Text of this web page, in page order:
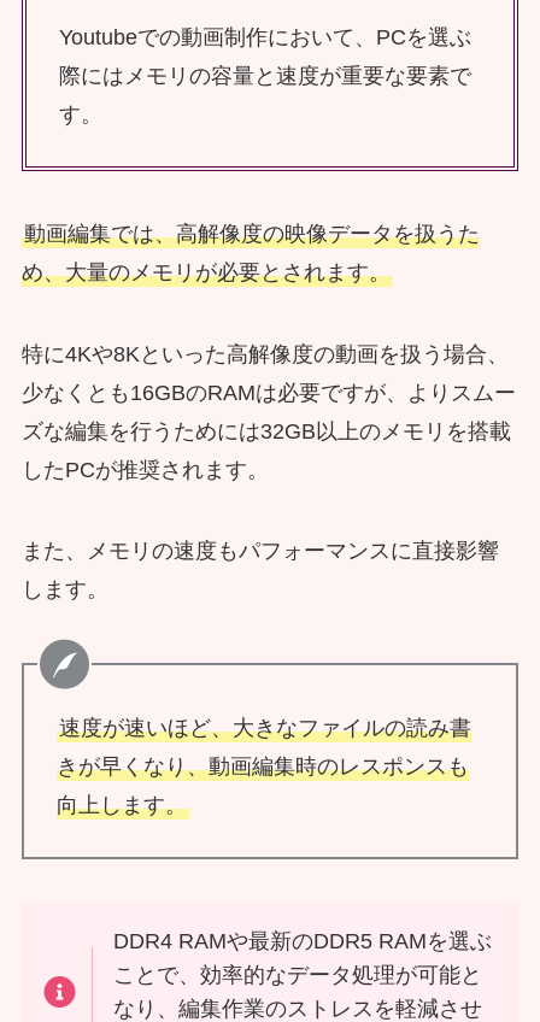
Youtubeでの動画制作において、PCを選ぶ
際にはメモリの容量と速度が重要な要素で
す。
動画編集では、高解像度の映像データを扱うた
め、大量のメモリが必要とされます。
特に4Kや8Kといった高解像度の動画を扱う場合、
少なくとも16GBのRAMは必要ですが、よりスムー
ズな編集を行うためには32GB以上のメモリを搭載
したPCが推奨されます。
また、メモリの速度もパフォーマンスに直接影響
します。
速度が速いほど、大きなファイルの読み書
きが早くなり、動画編集時のレスポンスも
向上します。
DDR4 RAMや最新のDDR5 RAMを選ぶ
ことで、効率的なデータ処理が可能と
なり、編集作業のストレスを軽減させ